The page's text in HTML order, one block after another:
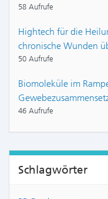
58 Aufrufe
Hightech für die
chronische Wunden
50 Aufrufe
Biomoleküle im
46 Aufrufe
Schlagwörter